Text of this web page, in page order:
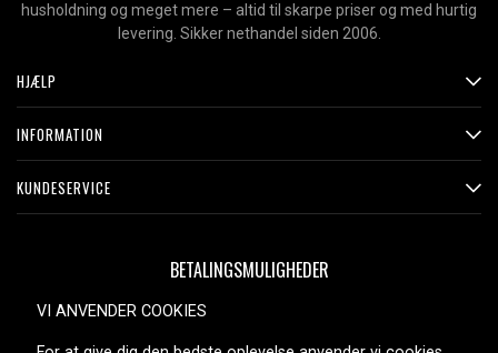
husholdning og meget mere – altid til skarpe priser og med hurtig
levering. Sikker nethandel siden 2006.
HJÆLP
INFORMATION
KUNDESERVICE
BETALINGSMULIGHEDER
VI ANVENDER COOKIES